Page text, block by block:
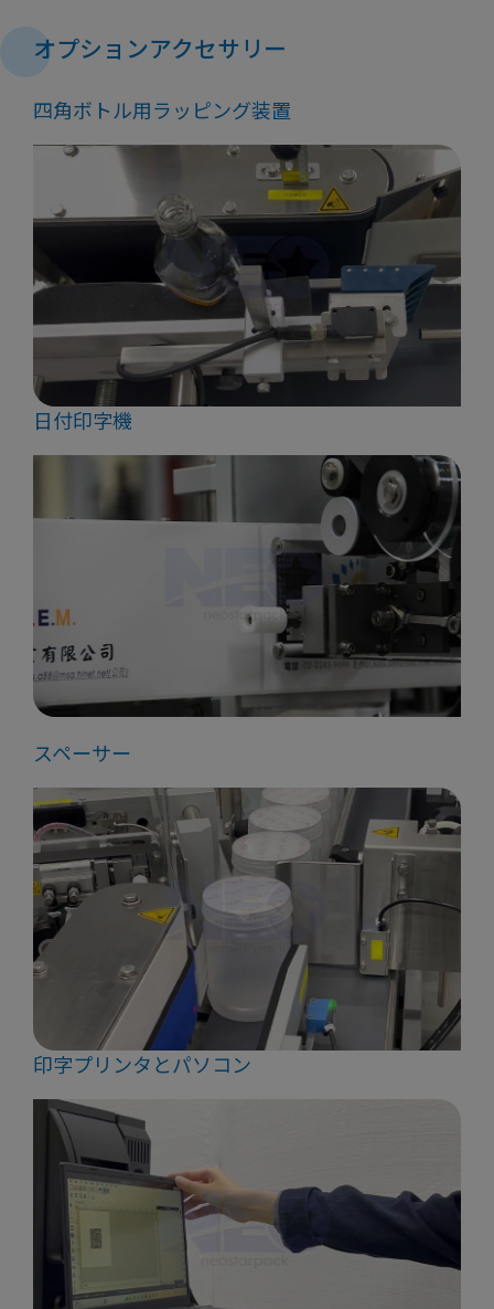
オプションアクセサリー
日付印字機
四角ボトル用ラッピング装置
スペーサー
印字プリンタとパソコン